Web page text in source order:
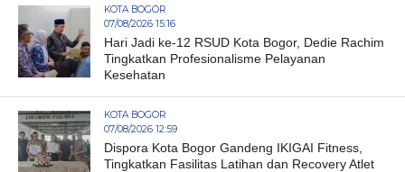
KOTA BOGOR
07/08/2026 15:16
Hari Jadi ke-12 RSUD Kota Bogor, Dedie Rachim
Tingkatkan Profesionalisme Pelayanan
Kesehatan
KOTA BOGOR
07/08/2026 12:59
Dispora Kota Bogor Gandeng IKIGAI Fitness,
Tingkatkan Fasilitas Latihan dan Recovery Atlet